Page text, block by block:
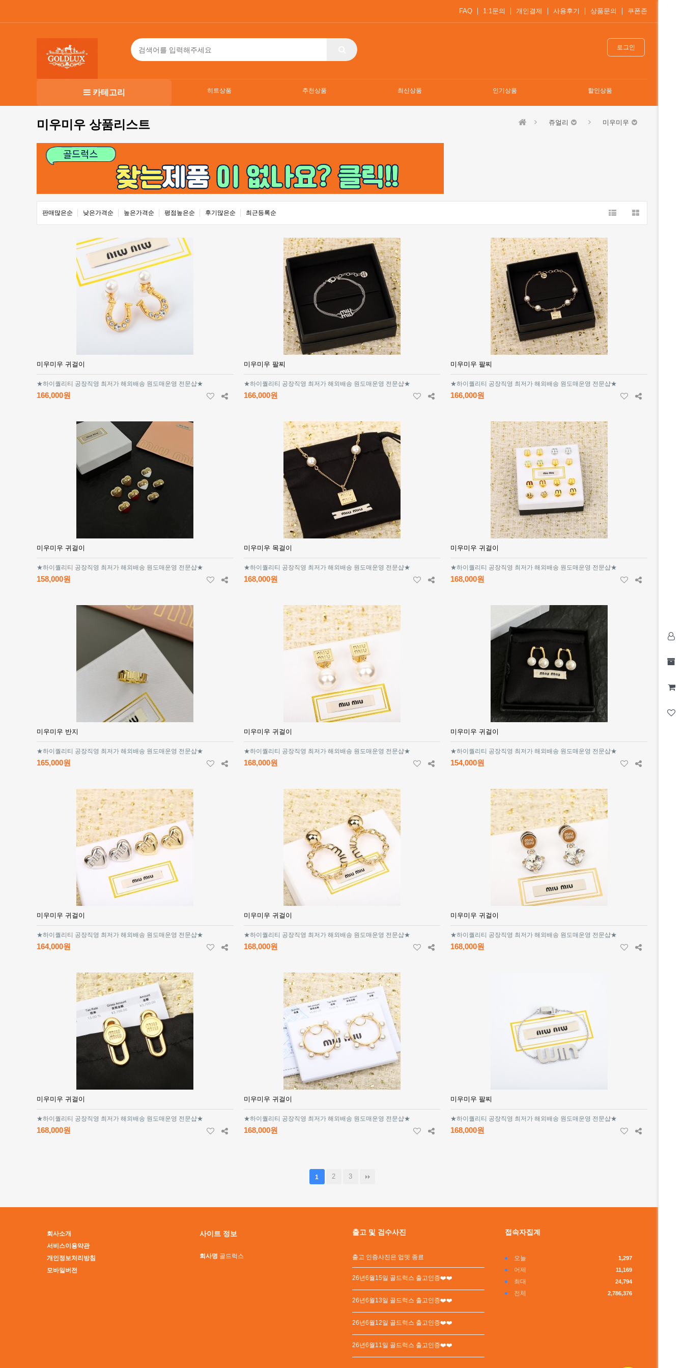
FAQ 1:1문의 개인결제 사용후기 상품문의 쿠폰존
로그인
카테고리 히트상품 추천상품 최신상품 인기상품 할인상품
미우미우 상품리스트 쥬얼리 미우미우
판매많은순 낮은가격순 높은가격순 평점높은순 후기많은순 최근등록순
미우미우 귀걸이
★하이퀄리티 공장직영 최저가 해외배송 원도매운영 전문샵★
166,000원
미우미우 팔찌
★하이퀄리티 공장직영 최저가 해외배송 원도매운영 전문샵★
166,000원
미우미우 팔찌
★하이퀄리티 공장직영 최저가 해외배송 원도매운영 전문샵★
166,000원
미우미우 귀걸이
★하이퀄리티 공장직영 최저가 해외배송 원도매운영 전문샵★
158,000원
미우미우 목걸이
★하이퀄리티 공장직영 최저가 해외배송 원도매운영 전문샵★
168,000원
미우미우 귀걸이
★하이퀄리티 공장직영 최저가 해외배송 원도매운영 전문샵★
168,000원
미우미우 반지
★하이퀄리티 공장직영 최저가 해외배송 원도매운영 전문샵★
165,000원
미우미우 귀걸이
★하이퀄리티 공장직영 최저가 해외배송 원도매운영 전문샵★
168,000원
미우미우 귀걸이
★하이퀄리티 공장직영 최저가 해외배송 원도매운영 전문샵★
154,000원
미우미우 귀걸이
★하이퀄리티 공장직영 최저가 해외배송 원도매운영 전문샵★
164,000원
미우미우 귀걸이
★하이퀄리티 공장직영 최저가 해외배송 원도매운영 전문샵★
168,000원
미우미우 귀걸이
★하이퀄리티 공장직영 최저가 해외배송 원도매운영 전문샵★
168,000원
미우미우 귀걸이
★하이퀄리티 공장직영 최저가 해외배송 원도매운영 전문샵★
168,000원
미우미우 귀걸이
★하이퀄리티 공장직영 최저가 해외배송 원도매운영 전문샵★
168,000원
미우미우 팔찌
★하이퀄리티 공장직영 최저가 해외배송 원도매운영 전문샵★
168,000원
1 2 3
회사소개
서비스이용약관
개인정보처리방침
모바일버전
사이트 정보
회사명 골드럭스
출고 및 검수사진
출고 인증사진은 업뎃 종료
26년6월15일 골드럭스 출고인증❤️❤️
26년6월13일 골드럭스 출고인증❤️❤️
26년6월12일 골드럭스 출고인증❤️❤️
26년6월11일 골드럭스 출고인증❤️❤️
접속자집계
오늘 1,297
어제 11,169
최대 24,794
전체 2,786,376